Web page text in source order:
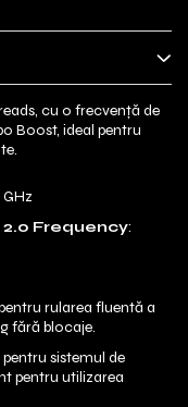
cu o frecvență de
Boost, ideal pentru
GHz
Frequency:
rularea fluentă a
fără blocaje.
sistemul de
pentru utilizarea